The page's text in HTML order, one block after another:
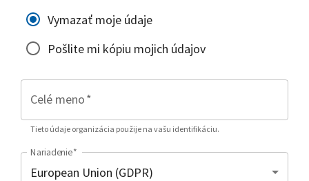
Vymazať moje údaje
Pošlite mi kópiu mojich údajov
Celé meno*
Tieto údaje organizácia použije na vašu identifikáciu.
Nariadenie*